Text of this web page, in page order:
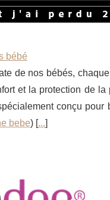
bébé
de nos bébés,
et la protection de
conçu
bebe) [...]